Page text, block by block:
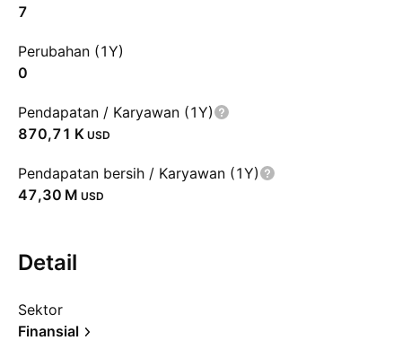
7
Perubahan (1Y)
0
Pendapatan / Karyawan (1Y)
‪870,71 K‬ USD
Pendapatan bersih / Karyawan (1Y)
‪47,30 M‬ USD
Detail
Sektor
Finansial